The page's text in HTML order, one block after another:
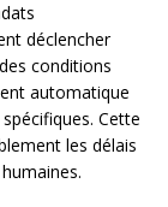
déclencher
conditions
automatique
Cette
les délais